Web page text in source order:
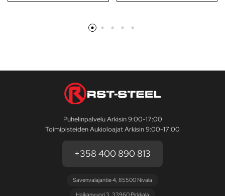
Puhelinpalvelu Arkisin 9:00-17:00
Toimipisteiden Aukioloajat Arkisin 9:00-17:00
+358 400 890 813
Savenvalajantie 4, 85500 Nivala
Haikanvuori 3, 33960 Pirkkala